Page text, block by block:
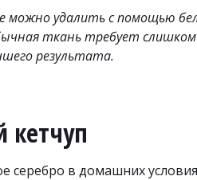
можно удалить с помощью
ткань требует
результата.
серебро в домашних